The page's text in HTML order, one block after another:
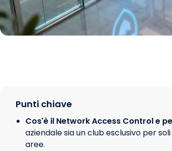
Punti chiave
Cos'è il Network Access Control e
aziendale sia un club esclusivo per
aree.